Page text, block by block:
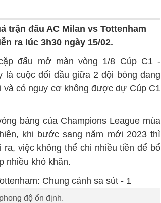
trận đấu AC Milan vs Tottenham
ra lúc 3h30 ngày 15/02.
đấu mở màn vòng 1/8 Cúp C1 -
là cuộc đối đầu giữa 2 đội bóng đang
có nguy cơ không được dự Cúp C1
bảng của Champions League mùa
khi bước sang năm mới 2023 thì
việc không thể chi nhiều tiền để bổ
nhiều khó khăn.
độ ổn định.